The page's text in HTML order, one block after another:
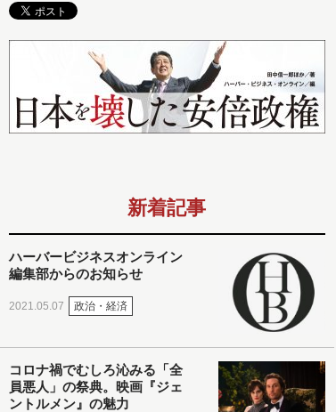
新着記事
ハーバービジネスオンライン
編集部からのお知らせ
2021.05.07 政治・経済
コロナ禍でむしろ沁みる「全
員悪人」の祭典。映画『ジェ
ントルメン』の魅力